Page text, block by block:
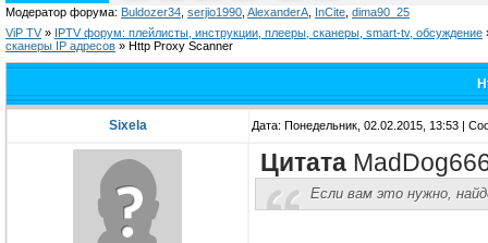
Модератор форума: Buldozer34 serjio1990 AlexanderA InCite dima90_25
ViP TV » IPTV форум: плейлисты, инструкции, плееры, сканеры, smart-tv, обсуждение
сканеры IP адресов » Http Proxy Scanner
Sixela Дата: Понедельник, 02.02.2015, 13:53 |
Цитата
Если вам это нужно,